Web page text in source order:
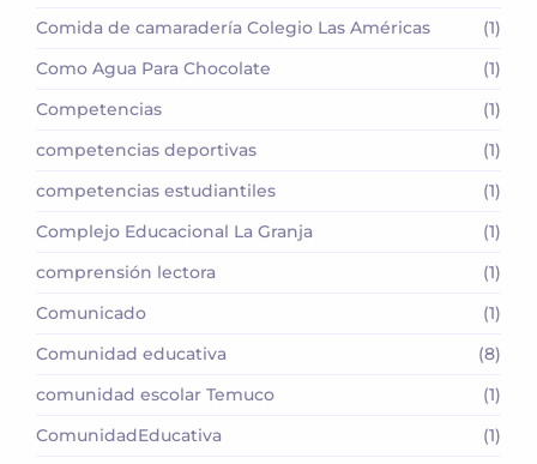
Comida de camaradería Colegio Las Américas
(1)
Como Agua Para Chocolate
(1)
Competencias
(1)
competencias deportivas
(1)
competencias estudiantiles
(1)
Complejo Educacional La Granja
(1)
comprensión lectora
(1)
Comunicado
(1)
Comunidad educativa
(8)
comunidad escolar Temuco
(1)
ComunidadEducativa
(1)